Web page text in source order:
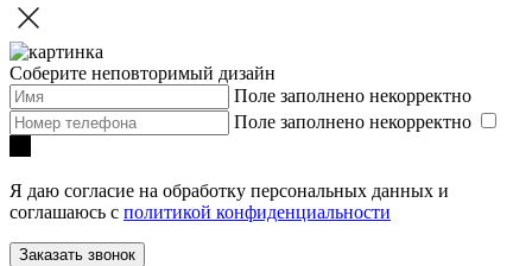
Соберите неповторимый дизайн
Поле заполнено некорректно
Поле заполнено некорректно
Я даю согласие на обработку персональных данных и
соглашаюсь с политикой конфиденциальности
Заказать звонок